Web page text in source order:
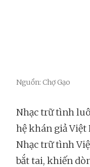
Nguồn: Chợ Gạo
Nhạc trữ tình
hệ khán giả
Nhạc trữ tình
bắt tai, khiến